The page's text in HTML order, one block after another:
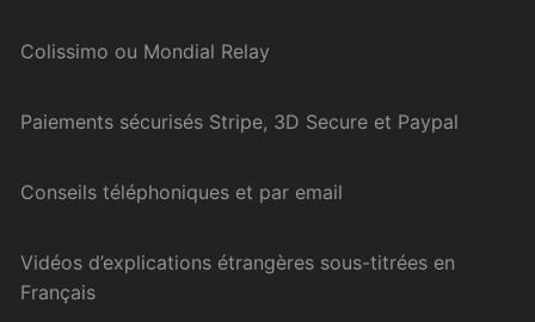
Colissimo ou Mondial Relay
Paiements sécurisés Stripe, 3D Secure et Paypal
Conseils téléphoniques et par email
Vidéos d’explications étrangères sous-titrées en
Français